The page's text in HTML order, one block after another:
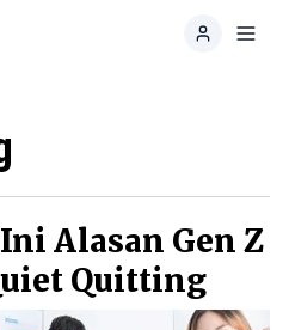
Alasan Gen Z
Quitting